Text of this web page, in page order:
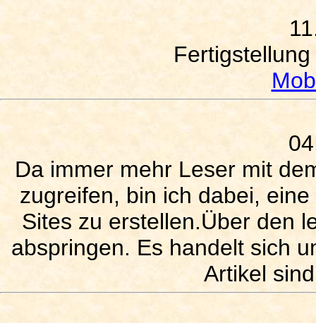
Da immer mehr Leser mit
zugreifen, bin ich dabei,
Sites zu erstellen.Über den
abspringen. Es handelt sich
Artikel